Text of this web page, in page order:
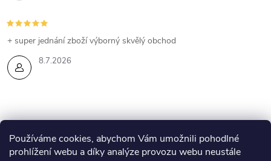
Používáme cookies, abychom Vám umožnili pohodlné
prohlížení webu a díky analýze provozu webu neustále
p
i
s
u
8.7.2026
+ super jednání zboží výborný skvělý obchod
Z
Eshop Esthederm Kontakty Lenka Skyvová - web